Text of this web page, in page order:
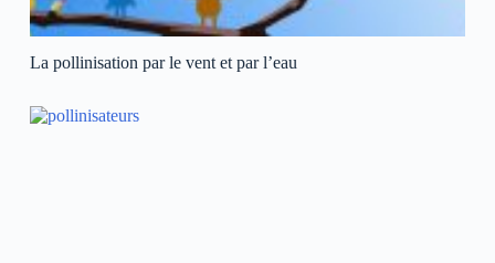
La pollinisation par le vent et par l’eau